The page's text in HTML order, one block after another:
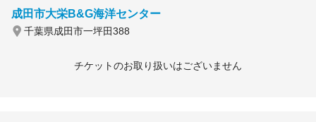
成田市大栄B&G海洋センター
千葉県成田市一坪田388
チケットのお取り扱いはございません